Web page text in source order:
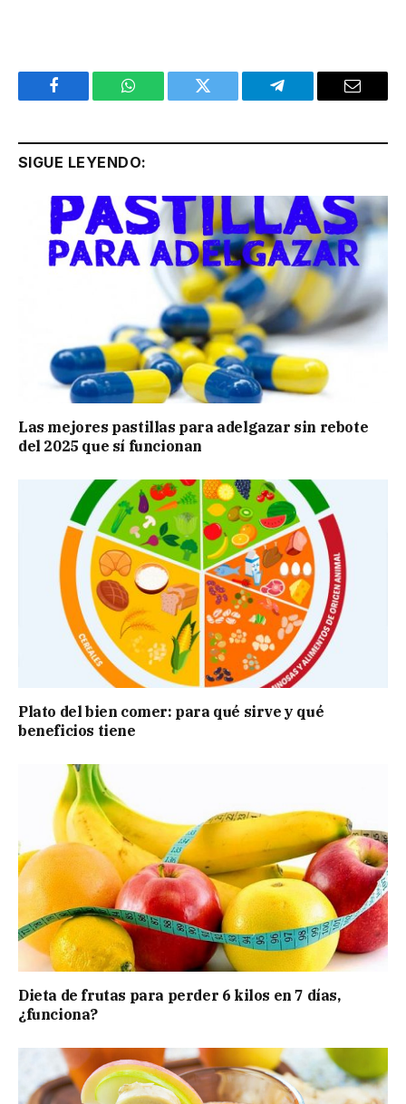
Facebook WhatsApp Twitter Telegram Email
SIGUE LEYENDO:
Las mejores pastillas para adelgazar sin rebote
del 2025 que sí funcionan
Plato del bien comer: para qué sirve y qué
beneficios tiene
Dieta de frutas para perder 6 kilos en 7 días,
¿funciona?